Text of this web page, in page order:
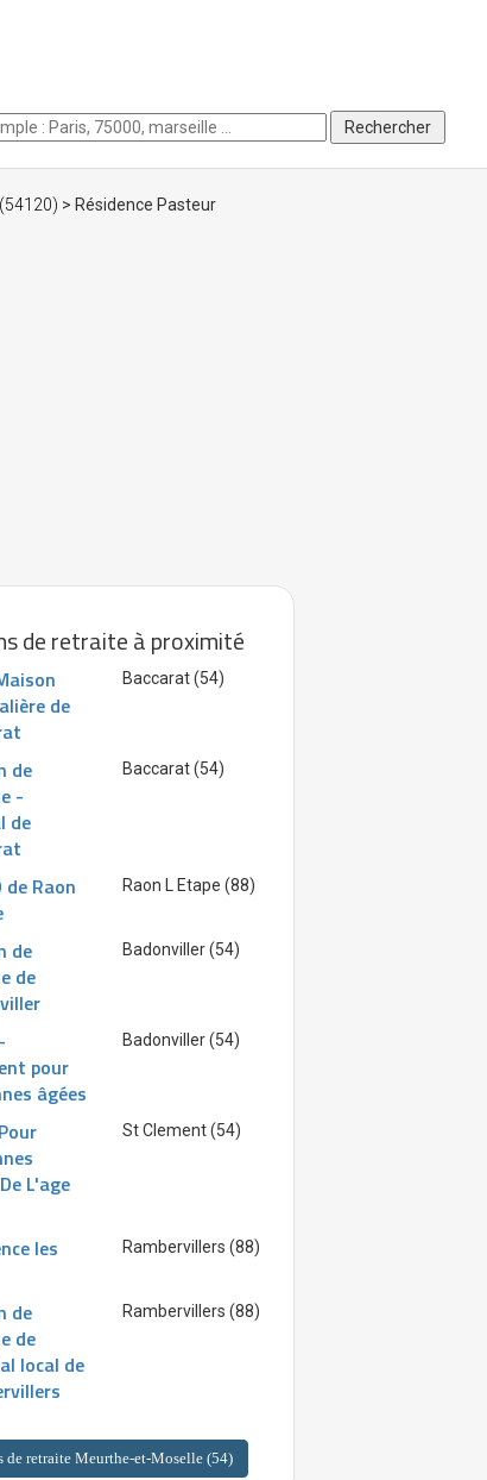
> Résidence Pasteur
de retraite à proximité
de
Baccarat (54)
de
-
de
Baccarat (54)
de Raon
Raon L Etape (88)
de
de
Badonviller (54)
pour
âgées
Badonviller (54)
L'age
St Clement (54)
les
Rambervillers (88)
de
de
local de
Rambervillers (88)
de retraite Meurthe-et-Moselle (54)